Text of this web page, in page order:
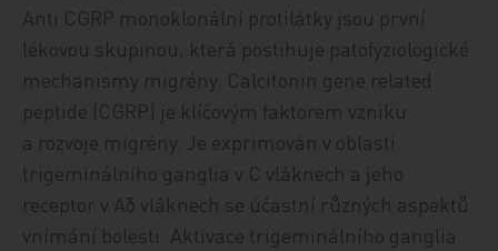
Anti CGRP monoklonální protilátky jsou první
lékovou skupinou, která postihuje patofyziologické
mechanismy migrény. Calcitonin gene related
peptide (CGRP) je klíčovým faktorem vzniku
a rozvoje migrény. Je exprimován v oblasti
trigeminálního ganglia v C vláknech a jeho
receptor v Aδ vláknech se účastní různých aspektů
vnímání bolesti. Aktivace trigeminálního ganglia